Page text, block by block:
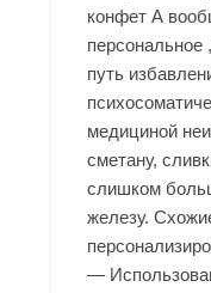
конфет А
персональное
путь
медициной
сметану,
слишком
железу.
—